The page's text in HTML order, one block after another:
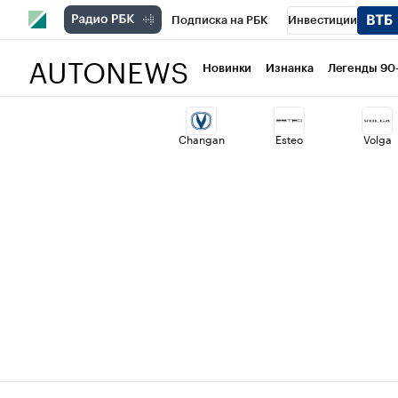
Подписка на РБК Инвестиции
Национальные проекты Город
Кредитные рейтинги Франшизы
AUTONEWS Новинки Изнанка Легенды
Changan Esteo Volga